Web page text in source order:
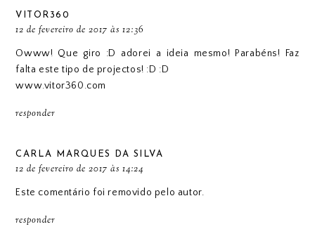
VITOR360
12 de fevereiro de 2017 às 12:36
Owww! Que giro :D adorei a ideia mesmo! Parabéns! Faz
falta este tipo de projectos! :D :D
www.vitor360.com
responder
CARLA MARQUES DA SILVA
12 de fevereiro de 2017 às 14:24
Este comentário foi removido pelo autor.
responder